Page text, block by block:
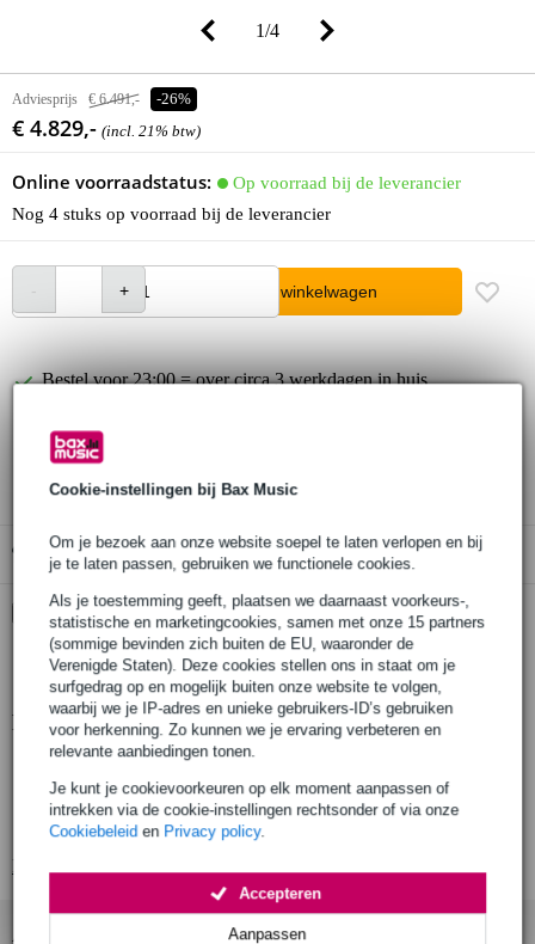
Cookie-instellingen bij Bax Music
Om je bezoek aan onze website soepel te laten verlopen en bij
je te laten passen, gebruiken we functionele cookies.
Als je toestemming geeft, plaatsen we daarnaast voorkeurs-,
statistische en marketingcookies, samen met onze 15 partners
(sommige bevinden zich buiten de EU, waaronder de
Verenigde Staten). Deze cookies stellen ons in staat om je
surfgedrag op en mogelijk buiten onze website te volgen,
waarbij we je IP-adres en unieke gebruikers-ID’s gebruiken
voor herkenning. Zo kunnen we je ervaring verbeteren en
relevante aanbiedingen tonen.
Je kunt je cookievoorkeuren op elk moment aanpassen of
intrekken via de cookie-instellingen rechtsonder of via onze
Cookiebeleid en Privacy policy.
Aanpassen
Accepteren
1/4
Adviesprijs € 6.491,- -26%
€ 4.829,- (incl. 21% btw)
Online voorraadstatus:
Op voorraad bij de leverancier
Nog 4 stuks op voorraad bij de leverancier
In winkelwagen
Bestel voor 23:00 = over circa 3 werkdagen in huis
3 jaar Bax Music garantie
Gratis ophalen in de winkel
Kies nu voor 2 jaar extra Bax Music garantie en meer
voordelen
€ 241,45 eenmalig
Productinformatie
Maximale hoogte: 6,5 m
Maximaal draagvermogen: 250 kg
Lengte (ingeklapt): 540 mm